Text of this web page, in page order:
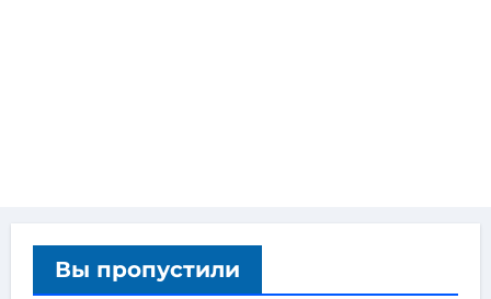
Вы пропустили